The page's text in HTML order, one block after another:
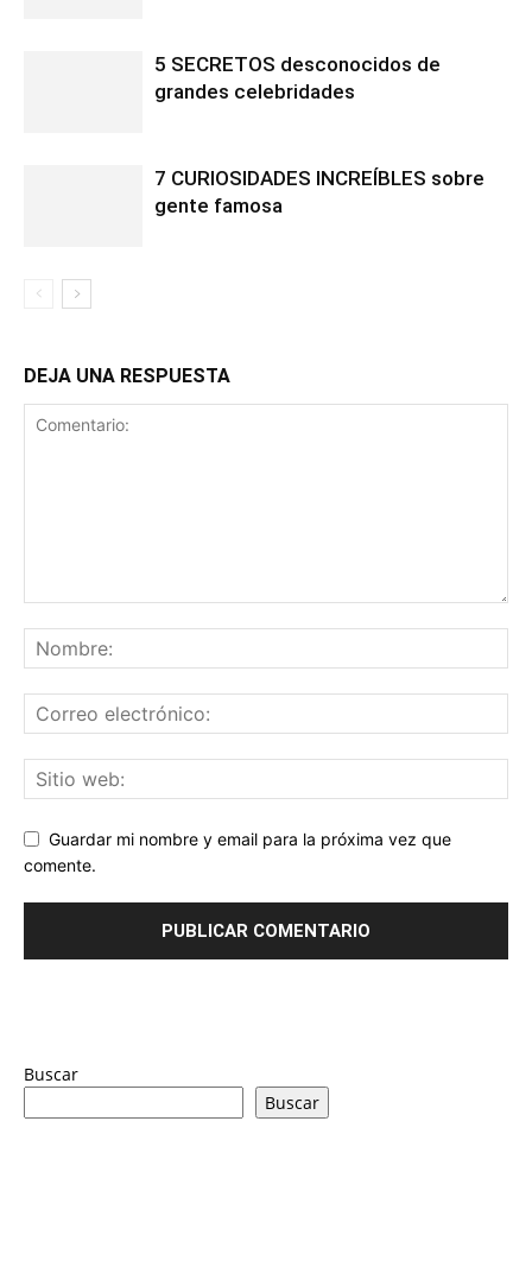
5 SECRETOS desconocidos de
grandes celebridades
7 CURIOSIDADES INCREÍBLES sobre
gente famosa
DEJA UNA RESPUESTA
Guardar mi nombre y email para la próxima vez que
comente.
Buscar
Buscar